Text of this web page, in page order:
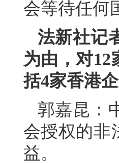
会等待任何
法新社记
为由，对
括4家香港
郭嘉昆：
会授权的非
益。